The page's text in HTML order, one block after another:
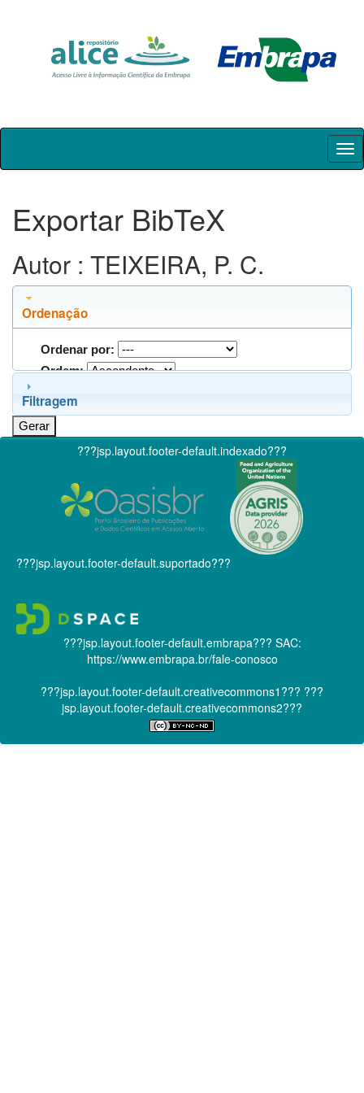
Skip
Exportar BibTeX
Autor : TEIXEIRA, P. C.
Ordenação
Ordenar por:
Ordem:
Filtragem
???jsp.layout.footer-default.indexado???
???jsp.layout.footer-default.suportado???
???jsp.layout.footer-default.embrapa??? SAC:
https://www.embrapa.br/fale-conosco
???jsp.layout.footer-default.creativecommons1??? ???
jsp.layout.footer-default.creativecommons2???